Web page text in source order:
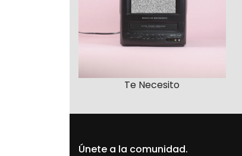
Te Necesito
Únete a la comunidad.